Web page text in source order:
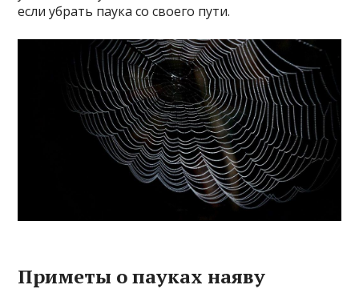
если убрать паука со своего пути.
Приметы о пауках наяву